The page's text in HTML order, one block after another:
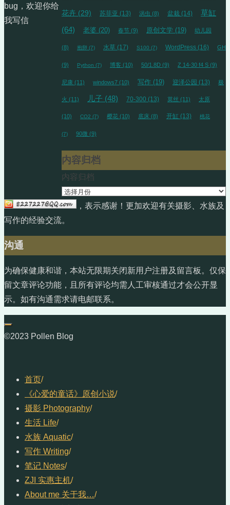
花卉 (29) 苏菲亚 (13) 涡虫 (8) 盆栽 (14)
草缸
(64)
老婆 (20) 春节 (9) 原创文学 (19) 幼儿园
(8) 抱卵 (7) 水草 (17) S100 (7) WordPress (16) GH
(9) Python (7) 博客 (10) 50/1.8D (9) Z 14-30 f4 S (9)
尼康 (11) windows7 (10) 写作 (19) 迎泽公园 (13) 极
火 (11) 儿子 (48) 70-300 (13) 莫丝 (11) 太原
(10) CO2 (7) 樱花 (10) 底床 (8) 开缸 (13) 桃花
(7) 90微 (9)
内容归档
内容归档
bug，欢迎你给
我写信
，表示感谢！更加欢迎有关摄影、水族及
写作的经验交流。
沟通
为确保健康和谐，本站无限期关闭新用户注册及留言板。仅保
留文章评论功能，且所有评论均需人工审核通过才会公开显
示。如有沟通需求请电邮联系。
©2023 Pollen Blog
首页/
《心爱的童话》原创小说/
摄影 Photography/
生活 Life/
水族 Aquatic/
写作 Writing/
笔记 Notes/
ZJI 实惠主机/
About me 关于我…/